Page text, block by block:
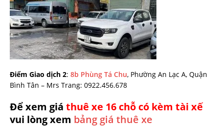
Điểm Giao dịch 2: 8b Phùng Tá Chu, Phường An Lạc A, Quận
Bình Tân – Mrs Trang: 0922.456.678
Để xem giá thuê xe 16 chỗ có kèm tài xế
vui lòng xem bảng giá thuê xe